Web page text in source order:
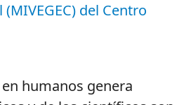
del Centro
humanos genera